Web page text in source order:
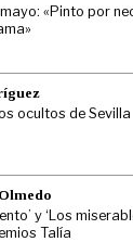
«Pinto por
ocultos de Sevilla
y ‘Los
Talía